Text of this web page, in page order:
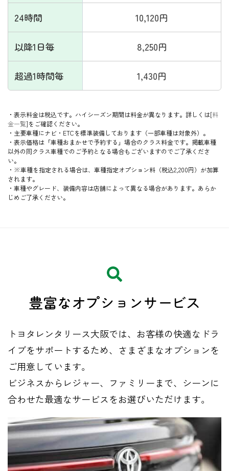
24時間 10,120円
以降1日毎 8,250円
超過1時間毎 1,430円
・表示料金は税込です。ハイシーズン期間は料金が異なります。詳しくは[料
金一覧]をご確認ください。
・主要車種にナビ・ETCを標準装備しております（一部車種は対象外）。
・表示価格は「車種おまかせで予約する」場合のクラス料金です。 掲載車種
以外の同クラス車種でのご予約となる場合もございますのでご了承くださ
い。
・※車種を指定される場合は、車種指定オプション料（税込2,200円）が加算
されます。
・車種やグレード、装備内容は店舗によって異なる場合があります。あらか
じめご了承ください。
豊富な​オプションサービス
トヨタレンタリース大阪では、お客様の快適なドラ
イブをサポートするため、さまざまなオプションを
ご用意しています。
ビジネスからレジャー、ファミリーまで、シーンに
合わせた最適なサービスをお選びいただけます。